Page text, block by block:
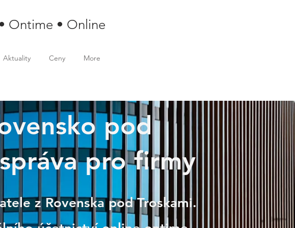
Ontime • Online
Aktuality Ceny More
pod
pro firmy
z Rovenska pod Troskami.